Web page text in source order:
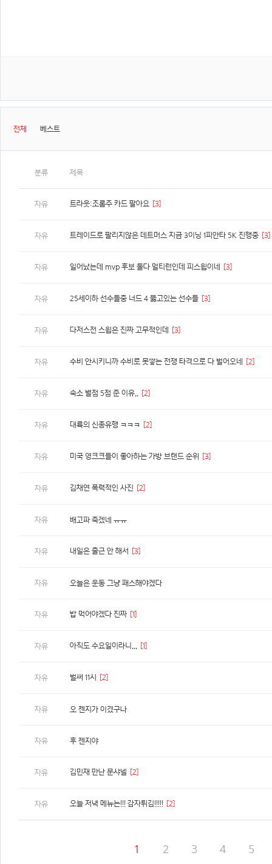
전체 베스트
분류 제목
자유 트라웃:조롬주 카드 팔아요 [3]
자유 트레이드로 팔리지않은 데트머스 지금 3이닝 1피안타 5K 진행중 [3]
자유 일어났는데 mvp 후보 둘다 멀티런인데 피스윕이네 [3]
자유 25세이하 선수들중 너드 4 뚫고있는 선수들 [3]
자유 다저스전 스윕은 진짜 고무적인데 [3]
자유 수비 안시키니까 수비로 못쌓는 전쟁 타격으로 다 벌어오네 [2]
자유 숙소 별점 5점 준 이유.. [2]
자유 대륙의 신종유행 ㅋㅋㅋ [2]
자유 미국 영크크들이 좋아하는 가방 브랜드 순위 [3]
자유 김채연 폭력적인 사진 [2]
자유 배고파 죽겠네 ㅠㅠ
자유 내일은 출근 안 해서 [3]
자유 오늘은 운동 그냥 패스해야겠다
자유 밥 먹어야겠다 진짜 [1]
자유 아직도 수요일이라니... [1]
자유 벌써 11시 [2]
자유 오 젠지가 이겼구나
자유 후 젠지야
자유 김민재 만난 문샤넬 [2]
자유 오늘 저녁 메뉴는!!! 감자튀김!!!!! [2]
1 2 3 4 5